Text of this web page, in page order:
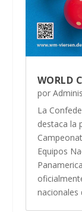
WORLD
por
La
destaca la
Equipos
nacionales